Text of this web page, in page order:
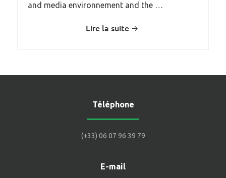
and media environnement and the …
Lire la suite
Téléphone
(+33) 06 07 96 39 79
E-mail